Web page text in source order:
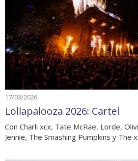
17/03/2026
Lollapalooza 2026: Cartel
Con Charli xcx, Tate McRae, Lorde,
Jennie, The Smashing Pumpkins y The